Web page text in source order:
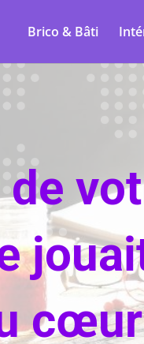
Brico & Bâti
de